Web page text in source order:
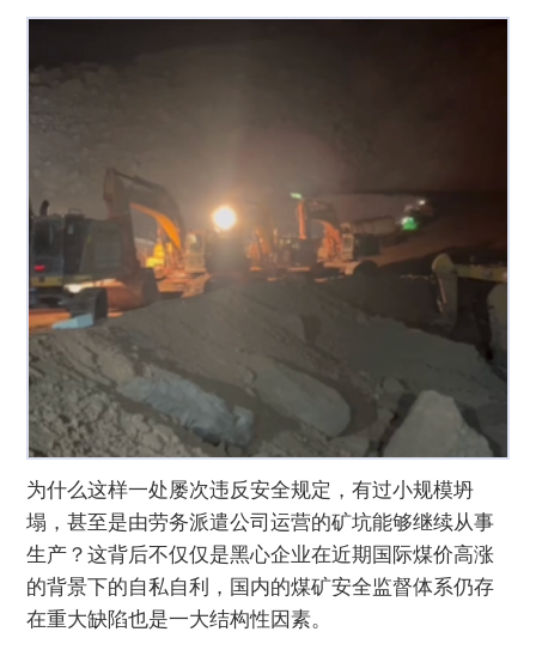
为什么这样一处屡次违反安全规定，有过小规模坍
塌，甚至是由劳务派遣公司运营的矿坑能够继续从事
生产？这背后不仅仅是黑心企业在近期国际煤价高涨
的背景下的自私自利，国内的煤矿安全监督体系仍存
在重大缺陷也是一大结构性因素。